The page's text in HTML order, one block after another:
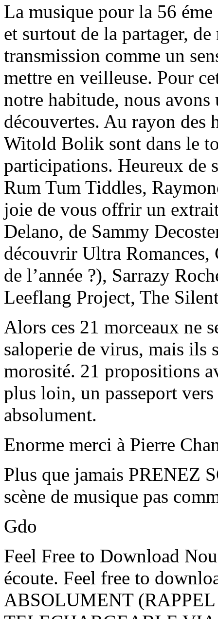
La musique pour la 56
et surtout de la partager,
transmission comme un
mettre en veilleuse. Pour
notre habitude, nous avons
découvertes. Au rayon des
Witold Bolik sont dans le
participations. Heureux de
Rum Tum Tiddles,
joie de vous offrir un
Delano, de Sammy
découvrir Ultra
de l’année ?), Sarrazy
Leeflang Project, The
Alors ces 21 morceaux ne
saloperie de virus, mais ils
morosité. 21 propositions
plus loin, un passeport
absolument.
Enorme merci à Pierre
Plus que jamais PRENEZ
scène de musique pas
Gdo
Feel Free to Download
écoute. Feel free to
ABSOLUMENT